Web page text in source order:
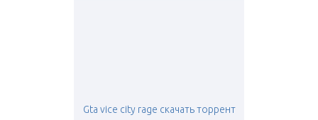
Gta vice city rage скачать торрент